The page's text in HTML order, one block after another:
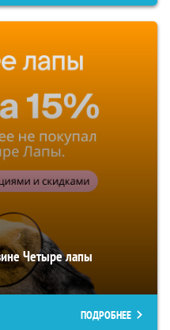
Четыре лапы
ПОДРОБНЕЕ